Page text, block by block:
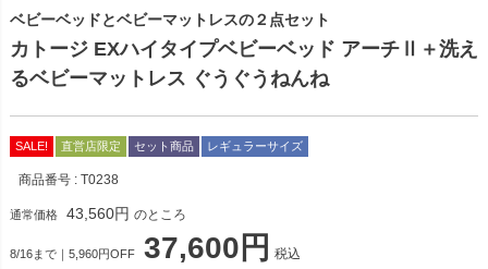
ベビーベッドとベビーマットレスの２点セット
カトージ EXハイタイプベビーベッド アーチⅡ＋洗え
るベビーマットレス ぐうぐうねんね
SALE! 直営店限定 セット商品 レギュラーサイズ
商品番号 T0238
通常価格 43,560 のところ
8/16まで｜5,960円OFF 37,600 税込